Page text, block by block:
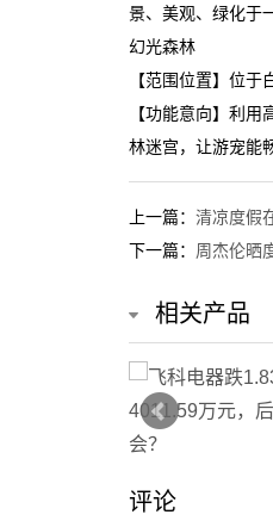
景、美观、绿化于
幻光森林
【范围位置】位于
【功能意向】利
林迷宫，让游宠能
上一篇： 清凉度假
下一篇： 周杰伦晒
相关产品
评论